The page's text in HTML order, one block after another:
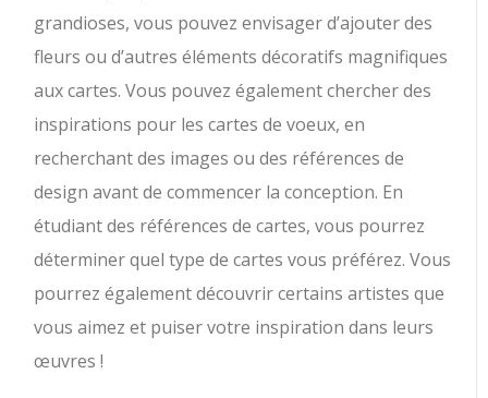
grandioses, vous pouvez envisager d’ajouter des
fleurs ou d’autres éléments décoratifs magnifiques
aux cartes. Vous pouvez également chercher des
inspirations pour les cartes de voeux, en
recherchant des images ou des références de
design avant de commencer la conception. En
étudiant des références de cartes, vous pourrez
déterminer quel type de cartes vous préférez. Vous
pourrez également découvrir certains artistes que
vous aimez et puiser votre inspiration dans leurs
œuvres !